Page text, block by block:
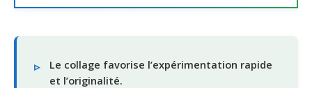
Le collage favorise l’expérimentation rapide
et l’originalité.